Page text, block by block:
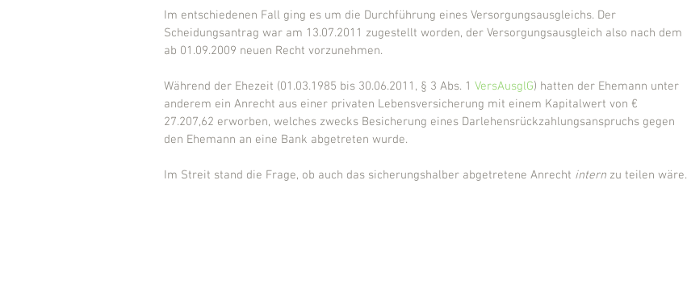
Im entschiedenen Fall ging es um die Durchführung eines Versorgungsausgleichs. Der
Scheidungsantrag war am 13.07.2011 zugestellt worden, der Versorgungsausgleich also nach dem
ab 01.09.2009 neuen Recht vorzunehmen.
Während der Ehezeit (01.03.1985 bis 30.06.2011, § 3 Abs. 1 VersAusglG) hatten der Ehemann unter
anderem ein Anrecht aus einer privaten Lebensversicherung mit einem Kapitalwert von €
27.207,62 erworben, welches zwecks Besicherung eines Darlehensrückzahlungsanspruchs gegen
den Ehemann an eine Bank abgetreten wurde.
Im Streit stand die Frage, ob auch das sicherungshalber abgetretene Anrecht intern zu teilen wäre.